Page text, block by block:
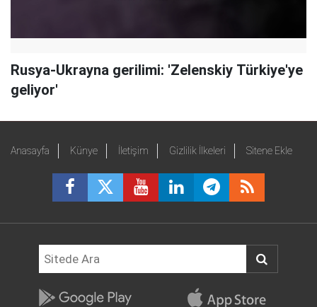
Rusya-Ukrayna gerilimi: 'Zelenskiy Türkiye'ye
geliyor'
Anasayfa Künye İletişim Gizlilik İlkeleri Sitene Ekle